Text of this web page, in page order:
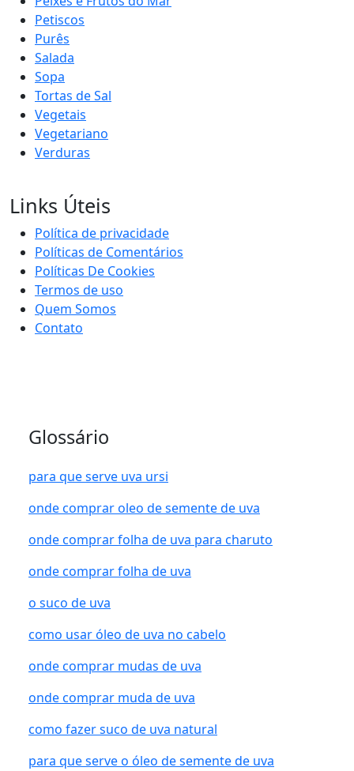
Petiscos
Purês
Salada
Sopa
Tortas de Sal
Vegetais
Vegetariano
Verduras
Links Úteis
Política de privacidade
Políticas de Comentários
Políticas De Cookies
Termos de uso
Quem Somos
Contato
Glossário
para que serve uva ursi
onde comprar oleo de semente de uva
onde comprar folha de uva para charuto
onde comprar folha de uva
o suco de uva
como usar óleo de uva no cabelo
onde comprar mudas de uva
onde comprar muda de uva
como fazer suco de uva natural
para que serve o óleo de semente de uva